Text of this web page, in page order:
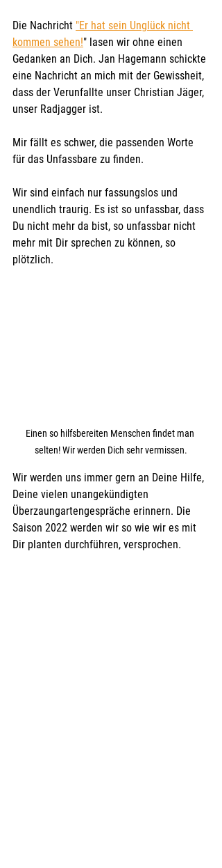
Die Nachricht "Er hat sein Unglück nicht
kommen sehen!" lasen wir ohne einen
Gedanken an Dich. Jan Hagemann schickte
eine Nachricht an mich mit der Gewissheit,
dass der Verunfallte unser Christian Jäger,
unser Radjagger ist.
Mir fällt es schwer, die passenden Worte
für das Unfassbare zu finden.
Wir sind einfach nur fassungslos und
unendlich traurig. Es ist so unfassbar, dass
Du nicht mehr da bist, so unfassbar nicht
mehr mit Dir sprechen zu können, so
plötzlich.
Einen so hilfsbereiten Menschen findet man
selten! Wir werden Dich sehr vermissen.
Wir werden uns immer gern an Deine Hilfe,
Deine vielen unangekündigten
Überzaungartengespräche erinnern. Die
Saison 2022 werden wir so wie wir es mit
Dir planten durchführen, versprochen.